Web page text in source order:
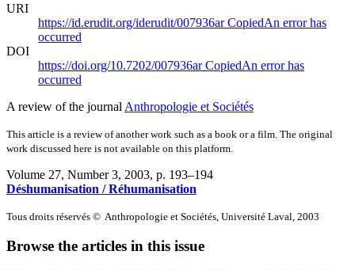
URI
https://id.erudit.org/iderudit/007936arCopiedAn error has
occurred
DOI
https://doi.org/10.7202/007936arCopiedAn error has
occurred
A review of the journal Anthropologie et Sociétés
This article is a review of another work such as a book or a film. The original
work discussed here is not available on this platform.
Volume 27, Number 3, 2003, p. 193–194
Déshumanisation / Réhumanisation
Tous droits réservés © Anthropologie et Sociétés, Université Laval, 2003
Browse the articles in this issue